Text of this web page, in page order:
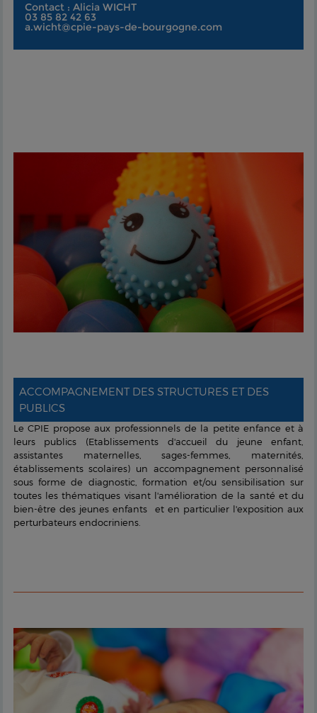
Contact : Alicia WICHT
03 85 82 42 63
a.wicht@cpie-pays-de-bourgogne.com
ACCOMPAGNEMENT DES STRUCTURES ET DES
PUBLICS
Le CPIE propose aux professionnels de la petite enfance et à
leurs publics (Etablissements d'accueil du jeune enfant,
assistantes maternelles, sages-femmes, maternités,
établissements scolaires) un accompagnement personnalisé
sous forme de diagnostic, formation et/ou sensibilisation sur
toutes les thématiques visant l'amélioration de la santé et du
bien-être des jeunes enfants et en particulier l'exposition aux
perturbateurs endocriniens.